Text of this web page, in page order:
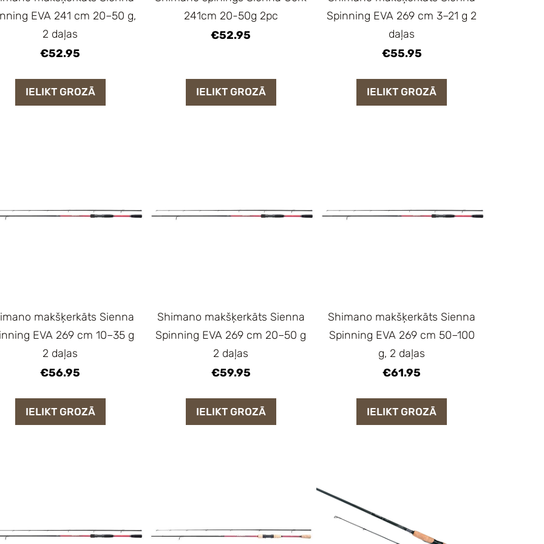
EVA 241 cm 20–50 g,
2 daļas
€52.95
IELIKT GROZĀ
241cm 20-50g 2pc
€52.95
IELIKT GROZĀ
Spinning EVA 269 cm 3–21 g 2
daļas
€55.95
IELIKT GROZĀ
makšķerkāts Sienna
EVA 269 cm 10–35 g
2 daļas
€56.95
IELIKT GROZĀ
Shimano makšķerkāts Sienna
Spinning EVA 269 cm 20–50 g
2 daļas
€59.95
IELIKT GROZĀ
Shimano makšķerkāts Sienna
Spinning EVA 269 cm 50–100
g, 2 daļas
€61.95
IELIKT GROZĀ